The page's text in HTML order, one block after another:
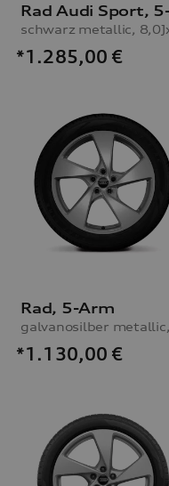
*1.285,00 €
Rad, 5-Arm
*1.130,00 €